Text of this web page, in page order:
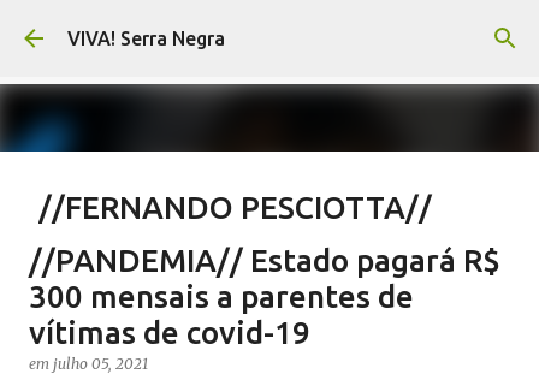
Pular para o conteúdo principal
VIVA! Serra Negra
//FERNANDO PESCIOTTA//
Encurtando caminho
em FERNANDO PESCIOTTA
NOTÍCIAS SERRA NEGRA VIVA! SERRA NEGRA
0
//PANDEMIA// Estado pagará R$
300 mensais a parentes de
vítimas de covid-19
em julho 05, 2021